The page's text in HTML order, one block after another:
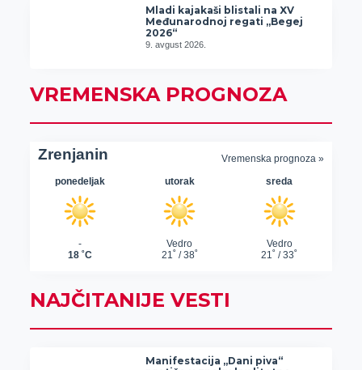
Mladi kajakaši blistali na XV
Međunarodnoj regati „Begej
2026“
9. avgust 2026.
VREMENSKA PROGNOZA
NAJČITANIJE VESTI
Manifestacija „Dani piva“